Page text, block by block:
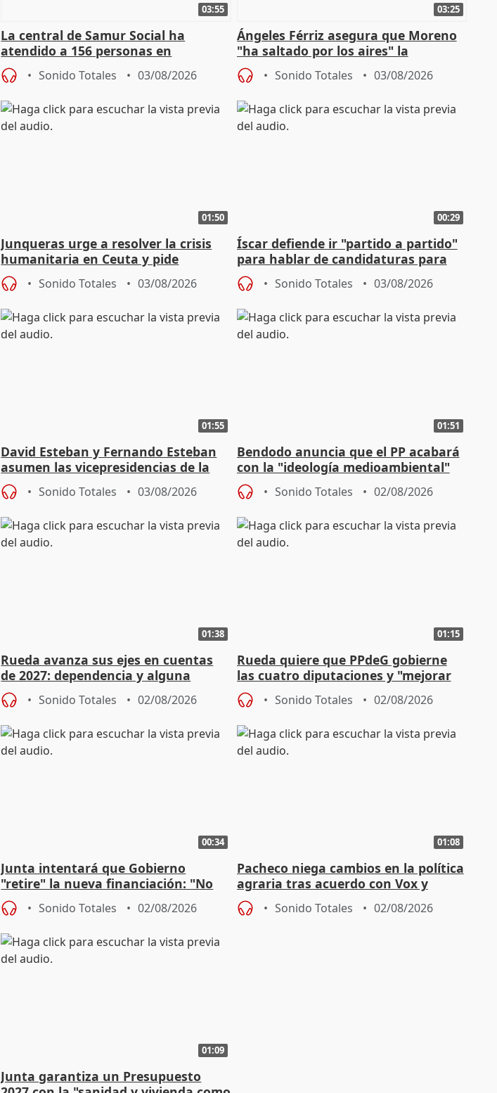
03:55
La central de Samur Social ha
atendido a 156 personas en
situación de calle durante Campaña
de CalorSonido Totales 03/08/2026
03:25
Ángeles Férriz asegura que Moreno
"ha saltado por los aires" la
negociación tras acuerdo con SMA
Sonido Totales 03/08/2026
01:50
Junqueras urge a resolver la crisis
humanitaria en Ceuta y pide
responsabilidad a la UE
Sonido Totales 03/08/2026
00:29
Íscar defiende ir "partido a partido"
para hablar de candidaturas para
2027
Sonido Totales 03/08/2026
01:55
David Esteban y Fernando Esteban
asumen las vicepresidencias de la
Diputación de Valladolid
Sonido Totales 03/08/2026
01:51
Bendodo anuncia que el PP acabará
con la "ideología medioambiental"
para regenerar las playas
Sonido Totales 02/08/2026
01:38
Rueda avanza sus ejes en cuentas
de 2027: dependencia y alguna
rebaja fiscal más en vivienda
Sonido Totales 02/08/2026
01:15
Rueda quiere que PPdeG gobierne
las cuatro diputaciones y "mejorar
en concejales" en ciudades
Sonido Totales 02/08/2026
00:34
Junta intentará que Gobierno
"retire" la nueva financiación: "No
puede ser saqueo a las arcas"
Sonido Totales 02/08/2026
01:08
Pacheco niega cambios en la política
agraria tras acuerdo con Vox y
asegura defensa del sector
Sonido Totales 02/08/2026
01:09
Junta garantiza un Presupuesto